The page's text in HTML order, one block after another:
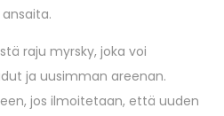
raju myrsky, joka voi
ja uusimman areenan.
jos ilmoitetaan, että uuden